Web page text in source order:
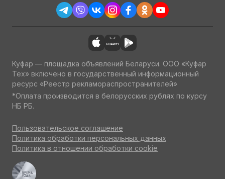
Куфар — площадка объявлений Беларуси. ООО «Куфар
Тех» включено в государственный информационный
ресурс «Реестр рекламораспространителей»
*Оплата производится в белорусских рублях по курсу
НБ РБ.
Пользовательское соглашение
Политика обработки персональных данных
Политика в отношении обработки cookie